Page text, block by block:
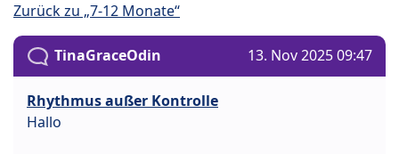
Zurück zu „7-12 Monate“
TinaGraceOdin 13. Nov 2025 09:47
Rhythmus außer Kontrolle
Hallo